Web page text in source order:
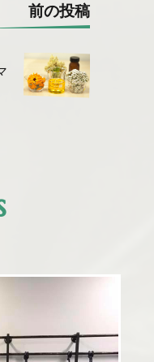
前の投稿